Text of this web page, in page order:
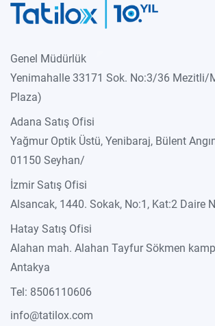
Genel Müdürlük
Yenimahalle 33171 Sok. No:3/36 Mezitli/
Plaza)
Adana Satış Ofisi
Yağmur Optik Üstü, Yenibaraj, Bülent
01150 Seyhan/
İzmir Satış Ofisi
Alsancak, 1440. Sokak, No:1, Kat:2 Daire
Hatay Satış Ofisi
Alahan mah. Alahan Tayfur Sökmen
Antakya
Tel: 8506110606
info@tatilox.com